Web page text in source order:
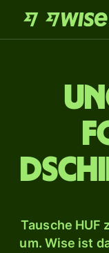
Tausche HUF
um. Wise ist